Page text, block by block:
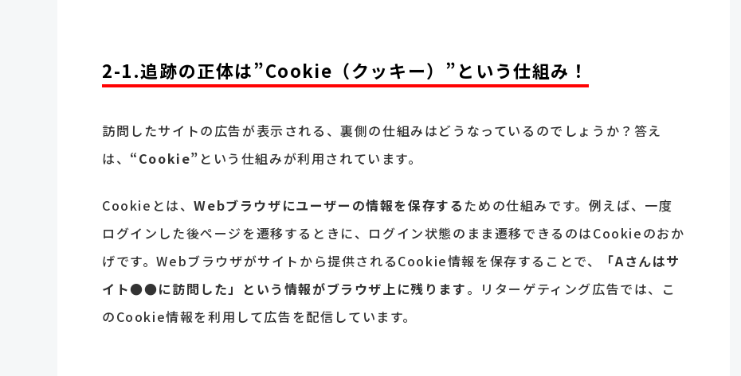
2-1.追跡の正体は”Cookie（クッキー）”という仕組み！
訪問したサイトの広告が表示される、裏側の仕組みはどうなっているのでしょうか？答え
は、 “Cookie” という仕組みが利用されています。
Cookieとは、Webブラウザにユーザーの情報を保存するための仕組みです。例えば、一度
ログインした後ページを遷移するときに、ログイン状態のまま遷移できるのはCookieのおか
げです。Webブラウザがサイトから提供されるCookie情報を保存することで、
「Aさんはサ
イト●●に訪問した」という情報がブラウザ上に残ります。リターゲティング広告では、こ
のCookie情報を利用して広告を配信しています。